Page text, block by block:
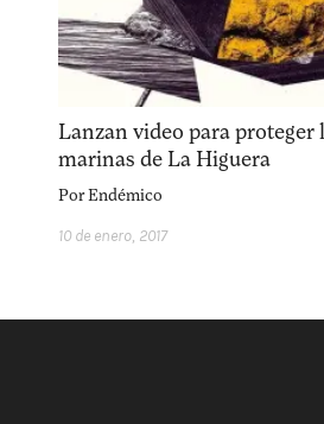
Lanzan video para proteger
marinas de La Higuera
PorEndémico
10 de enero, 2017
acerca
equipo